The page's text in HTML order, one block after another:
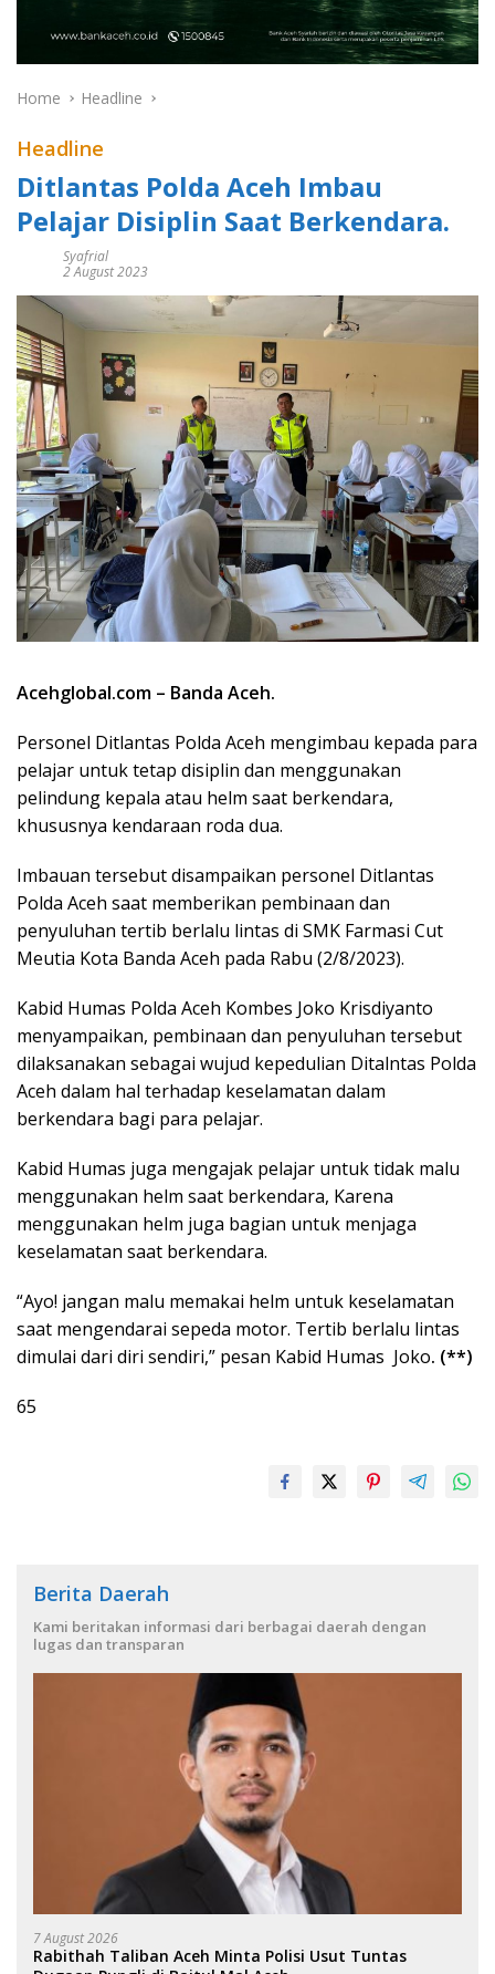
Home Headline
Headline
Ditlantas Polda Aceh Imbau
Pelajar Disiplin Saat Berkendara.
Syafrial
2 August 2023
Acehglobal.com – Banda Aceh.
Personel Ditlantas Polda Aceh mengimbau kepada para
pelajar untuk tetap disiplin dan menggunakan
pelindung kepala atau helm saat berkendara,
khususnya kendaraan roda dua.
Imbauan tersebut disampaikan personel Ditlantas
Polda Aceh saat memberikan pembinaan dan
penyuluhan tertib berlalu lintas di SMK Farmasi Cut
Meutia Kota Banda Aceh pada Rabu (2/8/2023).
Kabid Humas Polda Aceh Kombes Joko Krisdiyanto
menyampaikan, pembinaan dan penyuluhan tersebut
dilaksanakan sebagai wujud kepedulian Ditalntas Polda
Aceh dalam hal terhadap keselamatan dalam
berkendara bagi para pelajar.
Kabid Humas juga mengajak pelajar untuk tidak malu
menggunakan helm saat berkendara, Karena
menggunakan helm juga bagian untuk menjaga
keselamatan saat berkendara.
“Ayo! jangan malu memakai helm untuk keselamatan
saat mengendarai sepeda motor. Tertib berlalu lintas
dimulai dari diri sendiri,” pesan Kabid Humas Joko. (**)
65
Berita Daerah
Kami beritakan informasi dari berbagai daerah dengan
lugas dan transparan
7 August 2026
Rabithah Taliban Aceh Minta Polisi Usut Tuntas